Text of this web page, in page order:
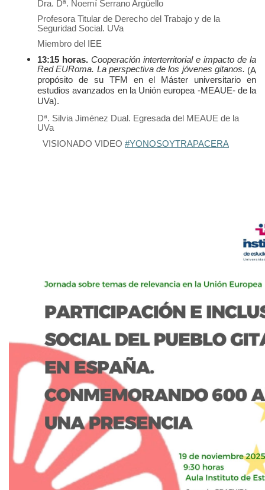
Dra. Dª. Noemí Serrano Argüello
Profesora Titular de Derecho del Trabajo y de la
Seguridad Social. UVa
Miembro del IEE
13:15 horas. Cooperación interterritorial e impacto de la
Red EURoma. La perspectiva de los jóvenes gitanos. (A
propósito de su TFM en el Máster universitario en
estudios avanzados en la Unión europea -MEAUE- de la
UVa).
Dª. Silvia Jiménez Dual. Egresada del MEAUE de la
UVa
VISIONADO VIDEO #YONOSOYTRAPACERA